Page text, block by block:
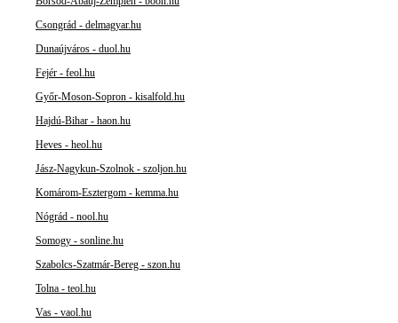
Csongrád - delmagyar.hu
Dunaújváros - duol.hu
Fejér - feol.hu
Győr-Moson-Sopron - kisalfold.hu
Hajdú-Bihar - haon.hu
Heves - heol.hu
Jász-Nagykun-Szolnok - szoljon.hu
Komárom-Esztergom - kemma.hu
Nógrád - nool.hu
Somogy - sonline.hu
Szabolcs-Szatmár-Bereg - szon.hu
Tolna - teol.hu
Vas - vaol.hu